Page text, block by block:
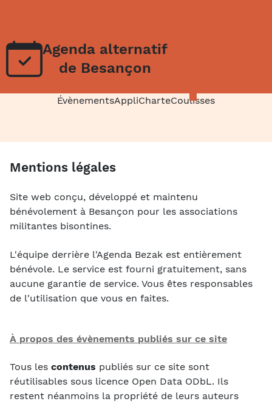
Agenda alternatif
de Besançon
ÉvènementsAppliCharteCoulisses
Mentions légales
Site web conçu, développé et maintenu
bénévolement à Besançon pour les associations
militantes bisontines.
L'équipe derrière l'Agenda Bezak est entièrement
bénévole. Le service est fourni gratuitement, sans
aucune garantie de service. Vous êtes responsables
de l'utilisation que vous en faites.
À propos des évènements publiés sur ce site
Tous les contenus publiés sur ce site sont
réutilisables sous licence Open Data ODbL. Ils
restent néanmoins la propriété de leurs auteurs